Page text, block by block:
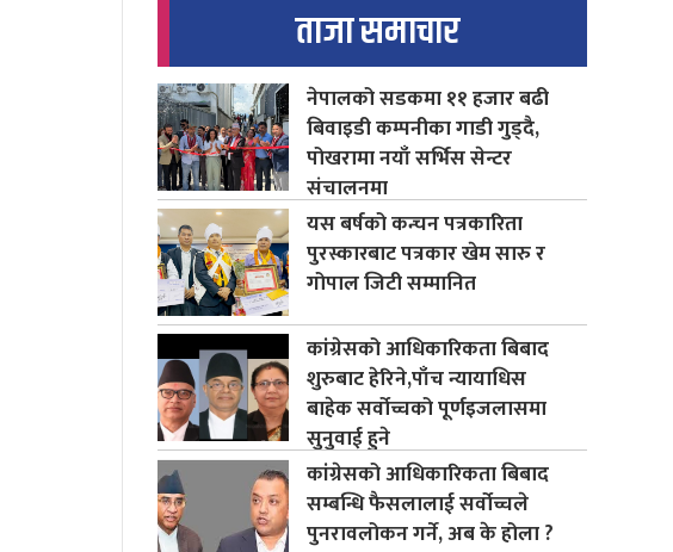
ताजा समाचार
नेपालको सडकमा ११ हजार बढी
बिवाइडी कम्पनीका गाडी गुड्दै,
पोखरामा नयाँ सर्भिस सेन्टर
संचालनमा
यस बर्षको कन्चन पत्रकारिता
पुरस्कारबाट पत्रकार खेम सारु र
गोपाल जिटी सम्मानित
कांग्रेसको आधिकारिकता बिबाद
शुरुबाट हेरिने,पाँच न्यायाधिस
बाहेक सर्वोच्चको पूर्णइजलासमा
सुनुवाई हुने
कांग्रेसको आधिकारिकता बिबाद
सम्बन्धि फैसलालाई सर्वोच्चले
पुनरावलोकन गर्ने, अब के होला ?